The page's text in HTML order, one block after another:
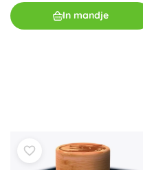
In mandje